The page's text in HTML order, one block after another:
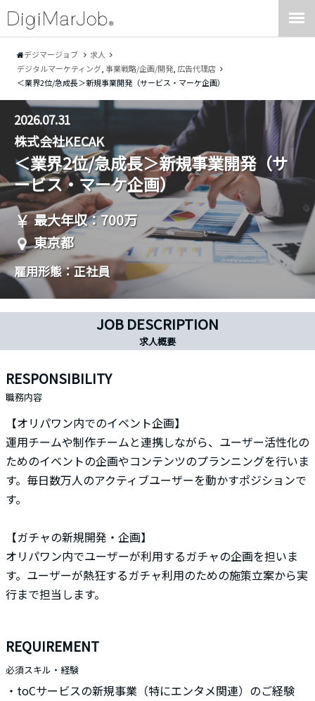
デジマージョブ
求人
デジタルマーケティング ,事業戦略/企画/開発 広告代理店
＜業界2位/急成長＞新規事業開発（サービス・マーケ企画）
2026.07.31
株式会社KECAK
＜業界2位/急成長＞新規事業開発（サ
ービス・マーケ企画）
最大年収：700万
東京都
雇用形態：正社員
JOB DESCRIPTION
求人概要
RESPONSIBILITY
職務内容
【オリパワン内でのイベント企画】
運用チームや制作チームと連携しながら、ユーザー活性化の
ためのイベントの企画やコンテンツのプランニングを行いま
す。毎日数万人のアクティブユーザーを動かすポジションで
す。
【ガチャの新規開発・企画】
オリパワン内でユーザーが利用するガチャの企画を担いま
す。ユーザーが熱狂するガチャ利用のための施策立案から実
行まで担当します。
REQUIREMENT
必須スキル・経験
・toCサービスの新規事業（特にエンタメ関連）のご経験